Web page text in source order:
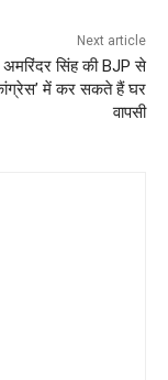
Next article
सिंह की BJP से
में कर सकते हैं घर
वापसी